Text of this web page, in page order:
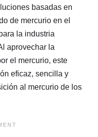
basadas en
de mercurio en el
la industria
aprovechar la
el mercurio, este
eficaz, sencilla y
al mercurio de los